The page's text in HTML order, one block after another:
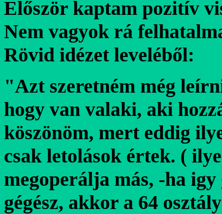
Először kaptam pozitív
Nem vagyok rá
Rövid idézet leveléből:
"Azt szeretném még
hogy van valaki, aki
köszönöm, mert eddig
csak letolások értek. (
megoperálja más, -ha
gégész, akkor a 64